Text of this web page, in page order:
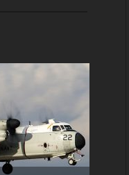
Guilhem